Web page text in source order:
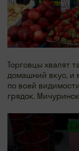
Торговцы хвалят
домашний вкус, и
по всей
грядок.